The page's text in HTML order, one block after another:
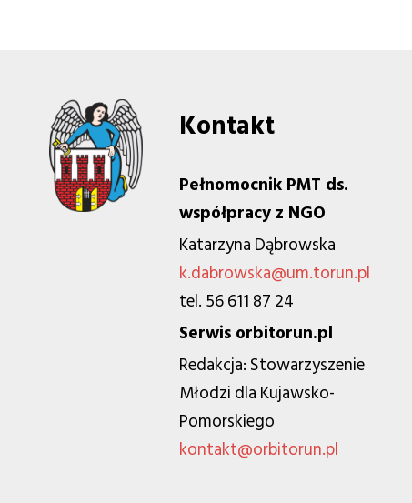
Kontakt
Pełnomocnik PMT ds.
współpracy z NGO
Katarzyna Dąbrowska
k.dabrowska@um.torun.pl
tel. 56 611 87 24
Serwis orbitorun.pl
Redakcja: Stowarzyszenie
Młodzi dla Kujawsko-
Pomorskiego
kontakt@orbitorun.pl